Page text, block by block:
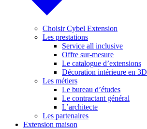
Choisir Cybel Extension
Les prestations
Service all inclusive
Offre sur-mesure
Le catalogue d’extensions
Décoration intérieure en 3D
Les métiers
Le bureau d’études
Le contractant général
L’architecte
Les partenaires
Extension maison